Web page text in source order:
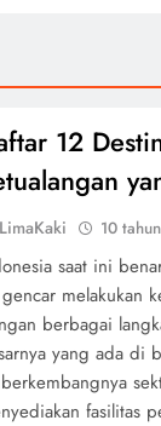
12
LimaKaki 10
saat ini
melakukan
berbagai
yang ada di
fasilitas